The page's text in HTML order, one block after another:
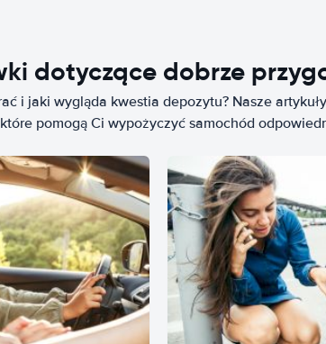
dotyczące dobrze
i jaki wygląda kwestia depozytu? Nasze
pomogą Ci wypożyczyć samochód